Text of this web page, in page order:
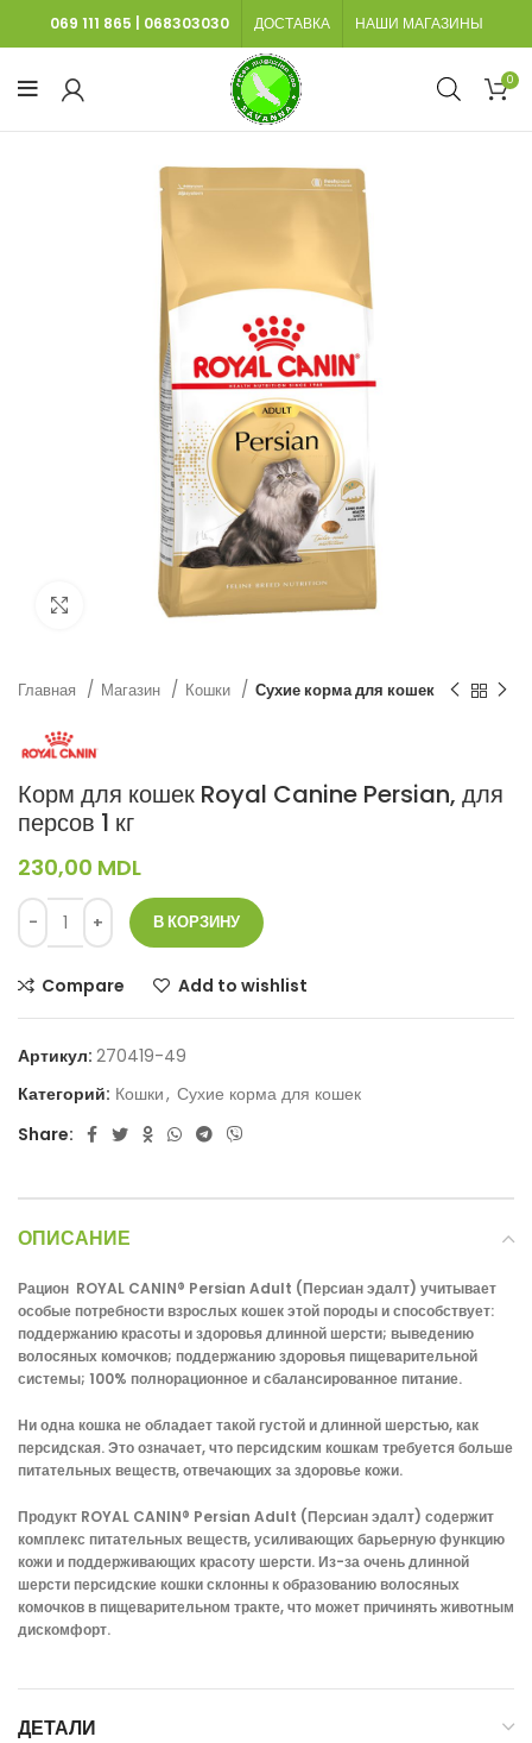
069 111 865 068303030 ДОСТАВКА НАШИ МАГАЗИНЫ
0
Нажмите, чтобы увеличить
Главная Магазин Кошки Сухие корма для кошек
Корм для кошек Royal Canine Persian, для
персов 1 кг
230,00 MDL
В КОРЗИНУ
Compare Add to wishlist
Артикул: 270419-49
Категорий: Кошки, Сухие корма для кошек
Share:
ОПИСАНИЕ
Рацион ROYAL CANIN® Persian Adult (Персиан эдалт) учитывает
особые потребности взрослых кошек этой породы и способствует:
поддержанию красоты и здоровья длинной шерсти; выведению
волосяных комочков; поддержанию здоровья пищеварительной
системы; 100% полнорационное и сбалансированное питание.
Ни одна кошка не обладает такой густой и длинной шерстью, как
персидская. Это означает, что персидским кошкам требуется больше
питательных веществ, отвечающих за здоровье кожи.
Продукт ROYAL CANIN® Persian Adult (Персиан эдалт) содержит
комплекс питательных веществ, усиливающих барьерную функцию
кожи и поддерживающих красоту шерсти. Из-за очень длинной
шерсти персидские кошки склонны к образованию волосяных
комочков в пищеварительном тракте, что может причинять животным
дискомфорт.
ДЕТАЛИ